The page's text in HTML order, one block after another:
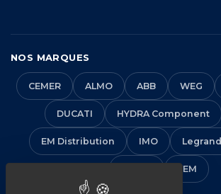
NOS MARQUES
CEMER ALMO ABB WEG
DUCATI HYDRA Component
EM Distribution IMO Legrand
VEM